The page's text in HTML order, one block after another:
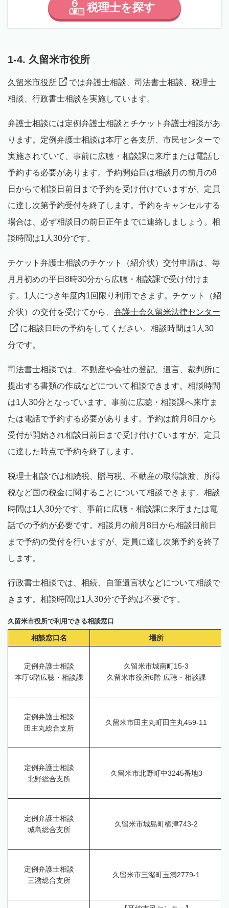
税理士を探す
1-4. 久留米市役所
久留米市役所
では弁護士相談、司法書士相談、税理士
相談、行政書士相談を実施しています。
弁護士相談には定例弁護士相談とチケット弁護士相談があ
ります。定例弁護士相談は本庁と各支所、市民センターで
実施されていて、事前に広聴・相談課に来庁または電話し
予約する必要があります。予約開始日は相談月の前月の8
日からで相談日前日まで予約を受け付けていますが、定員
に達し次第予約受付を終了します。予約をキャンセルする
場合は、必ず相談日の前日正午までに連絡しましょう。相
談時間は1人30分です。
チケット弁護士相談のチケット（紹介状）交付申請は、毎
月月初めの平日8時30分から広聴・相談課で受け付けま
す。1人につき年度内1回限り利用できます。チケット（紹
介状）の交付を受けてから、 弁護士会久留米法律センター
に相談日時の予約をしてください。相談時間は1人30
分です。
司法書士相談では、不動産や会社の登記、遺言、裁判所に
提出する書類の作成などについて相談できます。相談時間
は1人30分となっています。事前に広聴・相談課へ来庁ま
たは電話で予約する必要があります。予約は前月8日から
受付が開始され相談日前日まで受け付けていますが、定員
に達した時点で予約を終了します。
税理士相談では相続税、贈与税、不動産の取得譲渡、所得
税など国の税金に関することについて相談できます。相談
時間は1人30分です。事前に広聴・相談課に来庁または電
話での予約が必要です。相談月の前月8日から相談日前日
まで予約の受付を行いますが、定員に達し次第予約を終了
します。
行政書士相談では、相続、自筆遺言状などについて相談で
きます。相談時間は1人30分で予約は不要です。
久留米市役所で利用できる相談窓口
相談窓口名 場所
定例弁護士相談
本庁6階広聴・相談課
久留米市城南町15-3
久留米市役所6階 広聴・相談課
定例弁護士相談
田主丸総合支所
久留米市田主丸町田主丸459-11
定例弁護士相談
北野総合支所
久留米市北野町中3245番地3
定例弁護士相談
城島総合支所
久留米市城島町楢津743-2
定例弁護士相談
三潴総合支所
久留米市三潴町玉満2779-1